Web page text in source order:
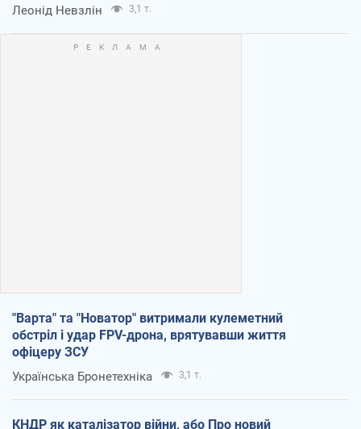
Леонід Невзлін 3,1 т.
"Варта" та "Новатор" витримали кулеметний
обстріл і удар FPV-дрона, врятувавши життя
офіцеру ЗСУ
Українська Бронетехніка 3,1 т.
КНДР як каталізатор війни, або Про новий